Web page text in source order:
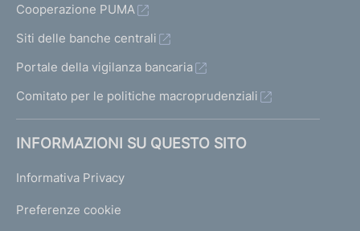
Cooperazione PUMA
Siti delle banche centrali
Portale della vigilanza bancaria
Comitato per le politiche macroprudenziali
INFORMAZIONI SU QUESTO SITO
Informativa Privacy
Preferenze cookie